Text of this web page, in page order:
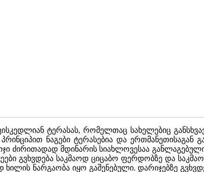
ტერასას, რომელთაც სახელებიც
ნაგები ტერასებია და
ძირითადად მდინარის სიახლოვესაა
გვხვდება საკმაოდ ციცაბო ფერდობზე და
ხილის ნარგაობა იყო გაშენებული. დარიჯებზე